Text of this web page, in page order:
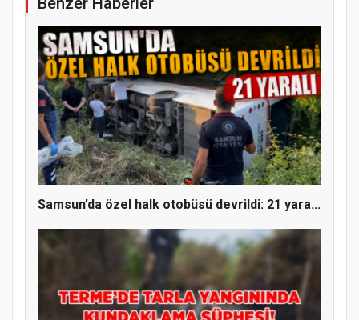
YENİ PARTİ TERME İLÇE BAŞKANLIĞINDA
ÜYE KATILIM PROGRAMI
Samsun’da özel halk otobüsü devrildi: 21 yara...